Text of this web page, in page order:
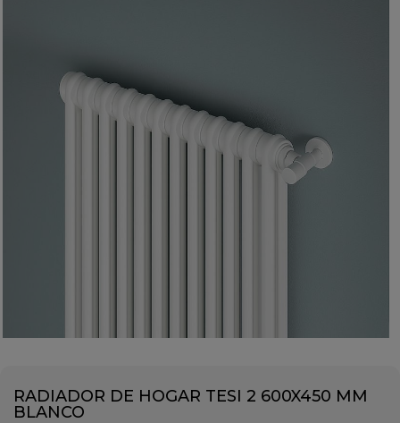
RADIADOR DE HOGAR TESI 2 600X450 MM
BLANCO